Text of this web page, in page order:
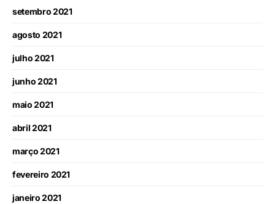
setembro 2021
agosto 2021
julho 2021
junho 2021
maio 2021
abril 2021
março 2021
fevereiro 2021
janeiro 2021